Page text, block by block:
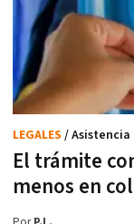
El trámite
menos en
LEGALES / Asistencia